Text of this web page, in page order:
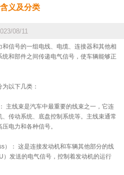
义及分类
08/11
信号的一组电线、电缆、连接器和其他相
和部件之间传递电气信号，使车辆能够正
以下几类：
主线束是汽车中最重要的线束之一，它连
传动系统、底盘控制系统等。主线束通常
电力和各种信号。
）： 这是连接发动机和车辆其他部分的线
）发送的电气信号，控制着发动机的运行